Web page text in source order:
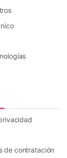
de contratación